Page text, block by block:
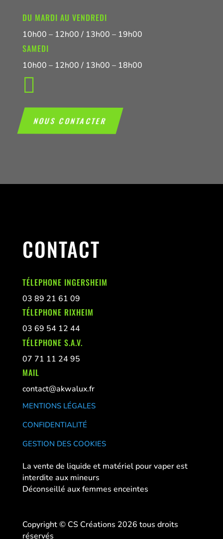
DU MARDI AU VENDREDI
10h00 – 12h00 / 13h00 – 19h00
SAMEDI
10h00 – 12h00 / 13h00 – 18h00

NOUS CONTACTER
CONTACT
TÉLEPHONE INGERSHEIM
03 89 21 61 09
TÉLEPHONE RIXHEIM
03 69 54 12 44
TÉLEPHONE S.A.V.
07 71 11 24 95
MAIL
contact@akwalux.fr
MENTIONS LÉGALES
CONFIDENTIALITÉ
GESTION DES COOKIES
La vente de liquide et matériel pour vaper est
interdite aux mineurs
Déconseillé aux femmes enceintes
Copyright © CS Créations 2026 tous droits
réservés